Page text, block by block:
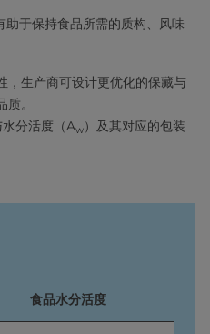
助于保持食品所需的质构、风味
，生产商可设计更优化的保藏与
。
水分活度（Aw）及其对应的包装
食品水分活度